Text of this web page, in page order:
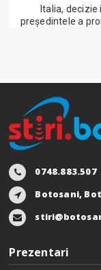
Italia,
președintele a
0748.883.507
Botosani,
Prezentari